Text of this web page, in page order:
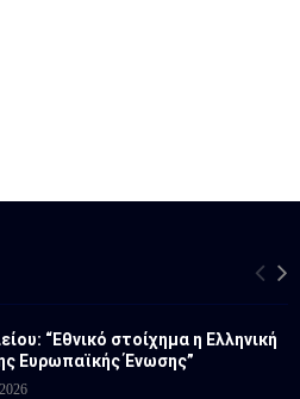
“Εθνικό στοίχημα η Ελληνική
Ευρωπαϊκής Ένωσης”